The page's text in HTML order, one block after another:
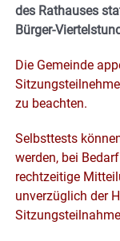
des Rathauses
Bürger-
Die Gemeinde
zu beachten.
Selbsttests
werden, bei
rechtzeitige
unverzüglich der